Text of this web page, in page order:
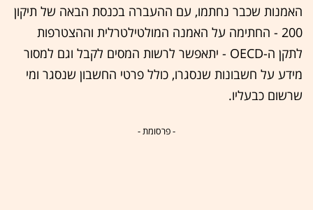
האמנות שכבר נחתמו, עם ההעברה בכנסת הבאה של תיקון
200 - החתימה על האמנה המולטילטרלית וההצטרפות
לתקן ה-OECD - יתאפשר לרשות המסים לקבל וגם למסור
מידע על חשבונות שנסגרו, כולל פרטי החשבון שנסגר ומי
שרשום כבעליו.
- פרסומת -